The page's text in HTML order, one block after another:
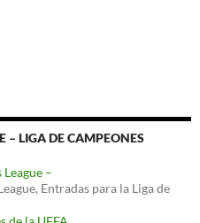
– LIGA DE CAMPEONES
–
Entradas para la Liga de